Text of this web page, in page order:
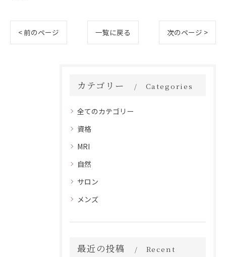
< 前のページ 一覧に戻る 次のページ >
カテゴリー Categories
全てのカテゴリー
資格
MRI
自然
サロン
メンズ
最近の投稿
Recent